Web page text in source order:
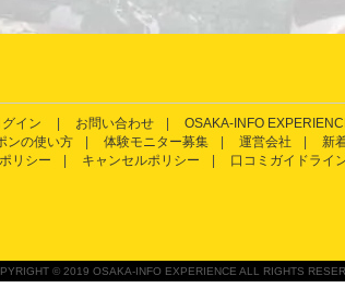
グイン お問い合わせ OSAKA-INFO
ンの使い方 体験モニター募集 運営会社 新
リシー キャンセルポリシー 口コミガイドライ
© 2019 OSAKA-INFO EXPERIENCE ALL RIGHTS